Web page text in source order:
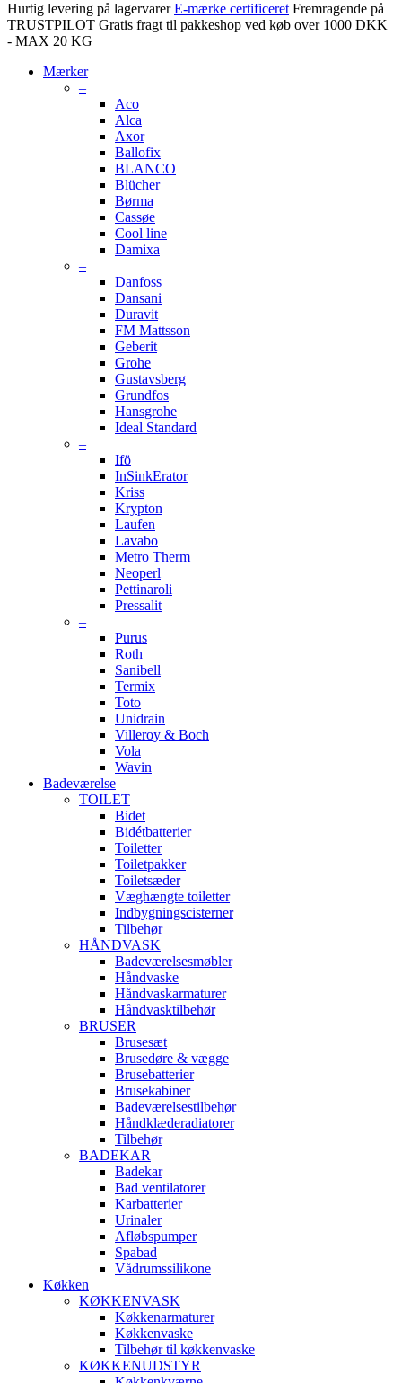
Hurtig levering på lagervarer E-mærke certificeret Fremragende på
TRUSTPILOT Gratis fragt til pakkeshop ved køb over 1000 DKK
- MAX 20 KG
Mærker
–
Aco
Alca
Axor
Ballofix
BLANCO
Blücher
Børma
Cassøe
Cool line
Damixa
–
Danfoss
Dansani
Duravit
FM Mattsson
Geberit
Grohe
Gustavsberg
Grundfos
Hansgrohe
Ideal Standard
–
Ifö
InSinkErator
Kriss
Krypton
Laufen
Lavabo
Metro Therm
Neoperl
Pettinaroli
Pressalit
–
Purus
Roth
Sanibell
Termix
Toto
Unidrain
Villeroy & Boch
Vola
Wavin
Badeværelse
TOILET
Bidet
Bidétbatterier
Toiletter
Toiletpakker
Toiletsæder
Væghængte toiletter
Indbygningscisterner
Tilbehør
HÅNDVASK
Badeværelsesmøbler
Håndvaske
Håndvaskarmaturer
Håndvasktilbehør
BRUSER
Brusesæt
Brusedøre & vægge
Brusebatterier
Brusekabiner
Badeværelsestilbehør
Håndklæderadiatorer
Tilbehør
BADEKAR
Badekar
Bad ventilatorer
Karbatterier
Urinaler
Afløbspumper
Spabad
Vådrumssilikone
Køkken
KØKKENVASK
Køkkenarmaturer
Køkkenvaske
Tilbehør til køkkenvaske
KØKKENUDSTYR